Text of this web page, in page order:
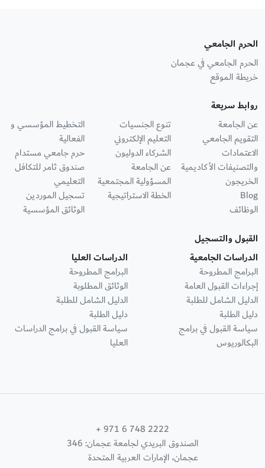
الحرم الجامعي
الحرم الجامعي في عجمان
خريطة الموقع
روابط سريعة
عن الجامعة
التقويم الجامعي
الاعتمادات
والتصنيفات الأكاديمية
الخريجون
Blog
الوظائف
تنوع الجنسيات
التعليم الإلكتروني
الشركاء الدوليون
عن الجامعة
المسؤولية المجتمعية
الخطة الاستراتيجية
التخطيط المؤسسي و
الفعالية
حرم جامعي مستدام
صندوق ثامر للتكافل
التعليمي
تسجيل الموردين
الوثائق المؤسسية
القبول والتسجيل
الدراسات الجامعية
البرامج المطروحة
إجراءات القبول العامة
الدليل الشامل للطلبة
دليل الطلبة
سياسة القبول في برامج
البكالوريوس
الدراسات العليا
البرامج المطروحة
الوثائق المطلوبة
الدليل الشامل للطلبة
دليل الطلبة
سياسة القبول في برامج الدراسات
العليا
+ 971 6 748 2222
الصندوق البريدي لجامعة عجمان: 346
عجمان، الإمارات العربية المتحدة